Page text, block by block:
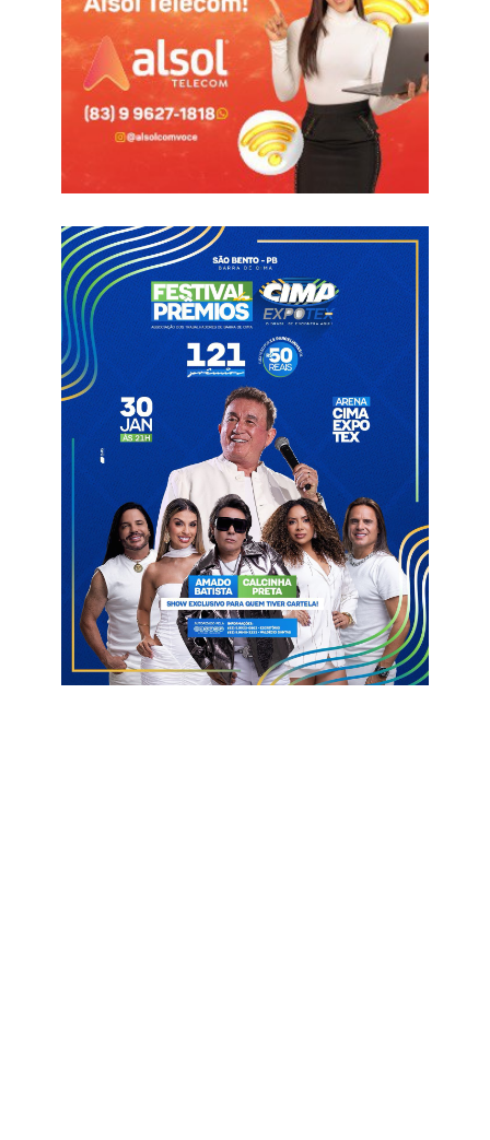
Os alevinos serão entregues a colônias de pescadores de Boa
Ventura, Diamante e Pombal e a Secretaria de Agricultura de
São José de Piranhas, que farão o repasse aos pescadores e
agricultores. Após serem soltos nos açudes, os alevinos se
reproduzem e crescem ficando prontos para serem pescados
entrega de alevinos. Desta feita, a ação da Sedap-PB entregará
280 mil alevinos no berçário mantido pela pasta do município
de Patos. Serão 200 mil para o próprio município de Patos, 20
mil para São José do Bonfim, 20 mil para São Mamede, mais
40 mil alevinos para a cidade de Malta e 30 mil para Condado.
Informações com Secom PB
Alevinos Pombal Produtores